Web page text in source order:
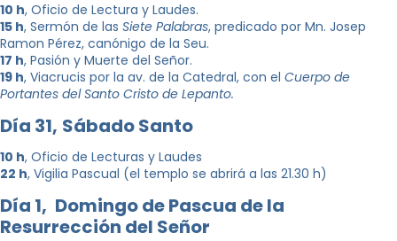
10 h, Oficio de Lectura y Laudes.
15 h, Sermón de las Siete Palabras, predicado por Mn. Josep
Ramon Pérez, canónigo de la Seu.
17 h, Pasión y Muerte del Señor.
19 h, Viacrucis por la av. de la Catedral, con el Cuerpo de
Portantes del Santo Cristo de Lepanto.
Día 31, Sábado Santo
10 h, Oficio de Lecturas y Laudes
22 h, Vigilia Pascual (el templo se abrirá a las 21.30 h)
Día 1, Domingo de Pascua de la
Resurrección del Señor